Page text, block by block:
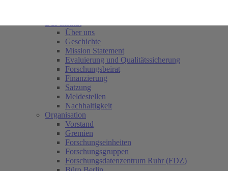
Über uns
Geschichte
Mission Statement
Evaluierung und Qualitätssicherung
Forschungsbeirat
Finanzierung
Satzung
Meldestellen
Nachhaltigkeit
Organisation
Vorstand
Gremien
Forschungseinheiten
Forschungsgruppen
Forschungsdatenzentrum Ruhr (FDZ)